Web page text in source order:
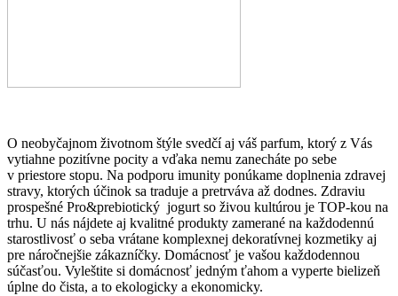
O neobyčajnom životnom štýle svedčí aj váš parfum, ktorý z Vás
vytiahne pozitívne pocity a vďaka nemu zanecháte po sebe
v priestore stopu. Na podporu imunity ponúkame doplnenia zdravej
stravy, ktorých účinok sa traduje a pretrváva až dodnes. Zdraviu
prospešné Pro&prebiotický jogurt so živou kultúrou je TOP-kou na
trhu. U nás nájdete aj kvalitné produkty zamerané na každodennú
starostlivosť o seba vrátane komplexnej dekoratívnej kozmetiky aj
pre náročnejšie zákazníčky. Domácnosť je vašou každodennou
súčasťou. Vyleštite si domácnosť jedným ťahom a vyperte bielizeň
úplne do čista, a to ekologicky a ekonomicky.